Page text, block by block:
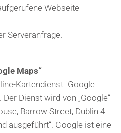
Webseite
Serveranfrage.
Maps“
Kartendienst "Google
Dienst wird von „Google“
Barrow Street, Dublin 4
ausgeführt“. Google ist eine